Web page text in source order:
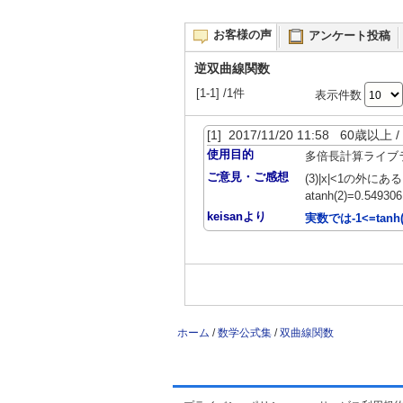
お客様の声 アンケート投稿
逆双曲線関数
[1-1] /1件 表示件数
[1] 2017/11/20 11:58 60歳以上 /
使用目的
多倍長計算ライブ
ご意見・ご感想
(3)|x|<1の外にあ
keisanより
実数では-
ホーム /数学公式集 /双曲線関数